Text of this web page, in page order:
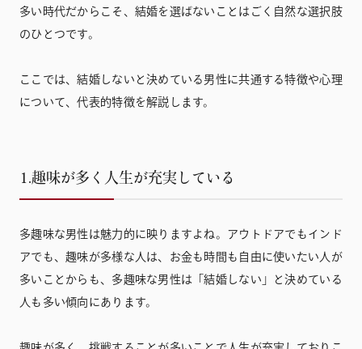
多い時代だからこそ、結婚を選ばないことはごく自然な選択肢
のひとつです。
ここでは、結婚しないと決めている男性に共通する特徴や心理
について、代表的特徴を解説します。
1.趣味が多く人生が充実している
多趣味な男性は魅力的に映りますよね。アウトドアでもインド
アでも、趣味が多様な人は、お金も時間も自由に使いたい人が
多いことからも、多趣味な男性は「結婚しない」と決めている
人も多い傾向にあります。